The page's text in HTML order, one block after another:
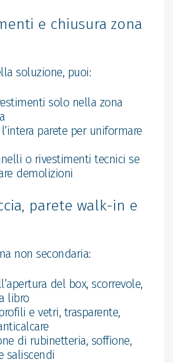
e chiusura zona
soluzione, puoi:
solo nella zona
parete per uniformare
o rivestimenti tecnici se
demolizioni
parete walk-in e
non secondaria:
del box, scorrevole,
libro
e vetri, trasparente,
di rubinetteria, soffione,
saliscendi